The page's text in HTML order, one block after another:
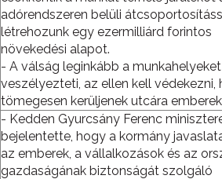
adórendszeren belüli
létrehozunk egy ezermilliárd forintos
növekedési alapot.
- A válság leginkább a munkahelyeket
veszélyezteti, az ellen kell védekezni,
tömegesen kerüljenek utcára
- Kedden Gyurcsány Ferenc
bejelentette, hogy a kormány
az emberek, a vállalkozások és az
gazdaságának biztonságát szolgáló